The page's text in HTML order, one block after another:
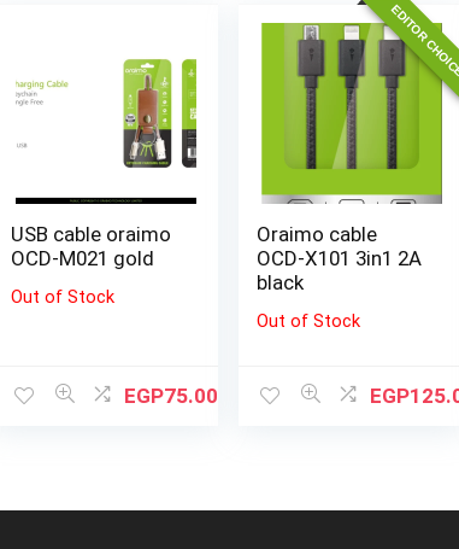
USB cable oraimo
OCD-M021 gold
Out of Stock
EGP75.00
EDITOR
Oraimo cable
OCD-X101 3in1 2A
black
Out of Stock
EGP